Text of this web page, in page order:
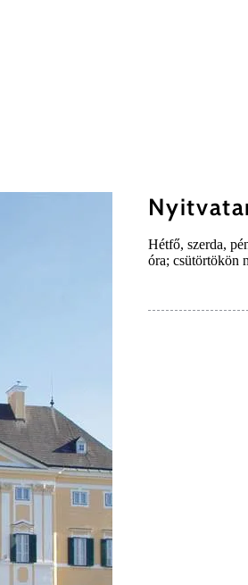
Hétfő, szerda,
óra; csütörtökön